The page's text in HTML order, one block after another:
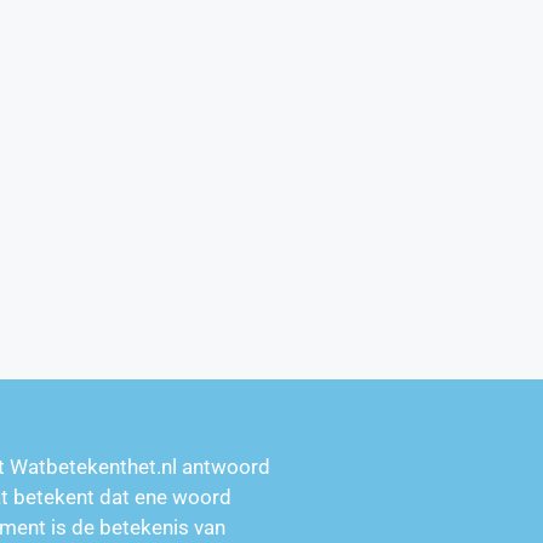
Watbetekenthet.nl antwoord
betekent dat ene woord
is de betekenis van